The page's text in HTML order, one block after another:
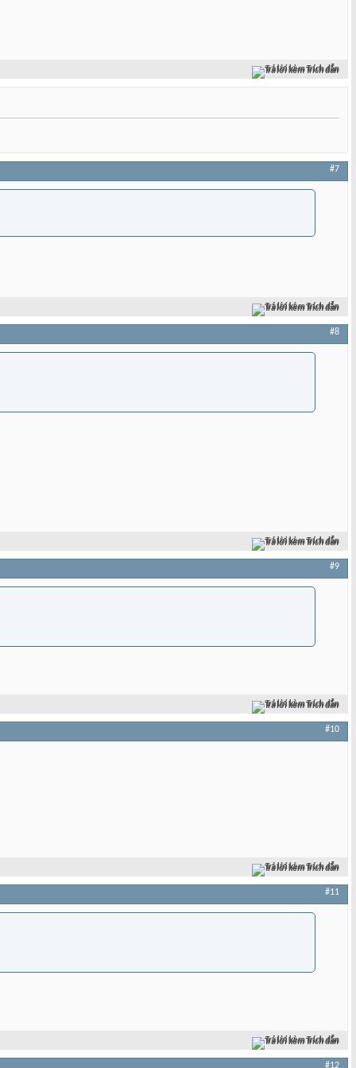
Trả lời kèm Trích dẫn
#7
Trả lời kèm Trích dẫn
#8
Trả lời kèm Trích dẫn
#9
Trả lời kèm Trích dẫn
#10
Trả lời kèm Trích dẫn
#11
Trả lời kèm Trích dẫn
#12